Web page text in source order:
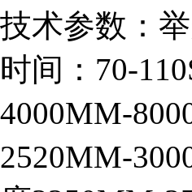
技术参数：
时间：70-
4000MM-
2520MM-